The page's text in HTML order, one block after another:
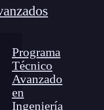
Programa
Técnico
Avanzado
en
Ingeniería